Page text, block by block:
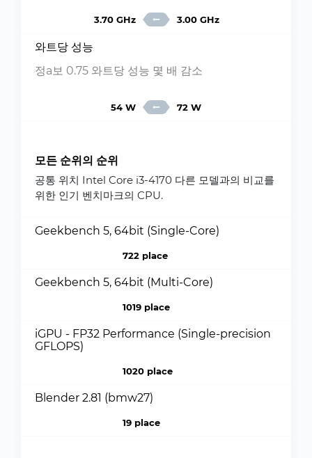
3.70 GHz 3.00 GHz
와트당 성능
정a보 0.75 와트당 성능 몇 배 감소
54 W 72 W
모든 순위의 순위
공통 위치 Intel Core i3-4170 다른 모델과의 비교를
위한 인기 벤치마크의 CPU.
Geekbench 5, 64bit (Single-Core)
722 place
Geekbench 5, 64bit (Multi-Core)
1019 place
iGPU - FP32 Performance (Single-precision
GFLOPS)
1020 place
Blender 2.81 (bmw27)
19 place